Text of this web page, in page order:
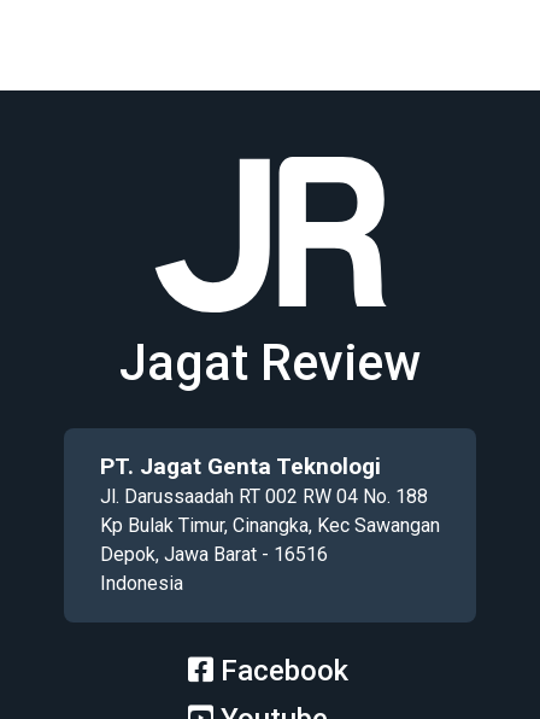
Jagat Review
PT. Jagat Genta Teknologi
Jl. Darussaadah RT 002 RW 04 No. 188
Kp Bulak Timur, Cinangka, Kec Sawangan
Depok, Jawa Barat - 16516
Indonesia
Facebook